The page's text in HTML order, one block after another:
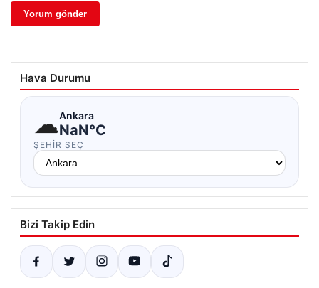
Hava Durumu
☁Ankara
NaN°C
ŞEHIR SEÇ
Bizi Takip Edin